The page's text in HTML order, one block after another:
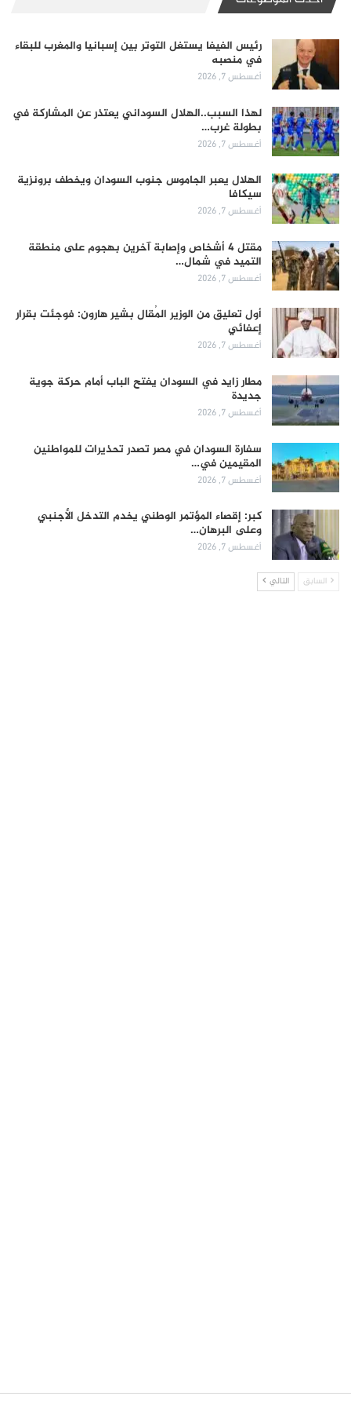
رئيس الفيفا يستغل التوتر بين إسبانيا والمغرب للبقاء
في منصبه
أغسطس 7, 2026
لهذا السبب..الهلال السوداني يعتذر عن المشاركة في
بطولة غرب…
أغسطس 7, 2026
الهلال يعبر الجاموس جنوب السودان ويخطف برونزية
سيكافا
أغسطس 7, 2026
مقتل 4 أشخاص وإصابة آخرين بهجوم على منطقة
التميد في شمال…
أغسطس 7, 2026
أول تعليق من الوزير المُقال بشير هارون: فوجئت بقرار
إعفائي
أغسطس 7, 2026
مطار زايد في السودان يفتح الباب أمام حركة جوية
جديدة
أغسطس 7, 2026
سفارة السودان في مصر تصدر تحذيرات للمواطنين
المقيمين في…
أغسطس 7, 2026
كبر: إقصاء المؤتمر الوطني يخدم التدخل الأجنبي
وعلى البرهان…
أغسطس 7, 2026
السابق التالي